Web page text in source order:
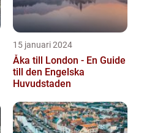
15 januari 2024
Åka till London - En Guide
till den Engelska
Huvudstaden